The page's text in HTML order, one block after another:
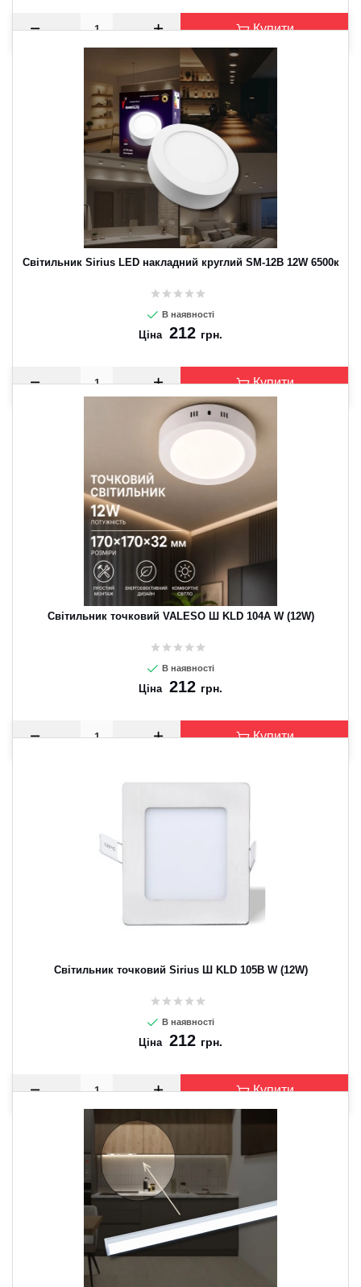
Купити
Світильник Sirius LED накладний круглий SM-12B 12W 6500к
В наявності
Ціна 212 грн.
Купити
Світильник точковий VALESO Ш KLD 104A W (12W)
В наявності
Ціна 212 грн.
Купити
Світильник точковий Sirius Ш KLD 105B W (12W)
В наявності
Ціна 212 грн.
Купити